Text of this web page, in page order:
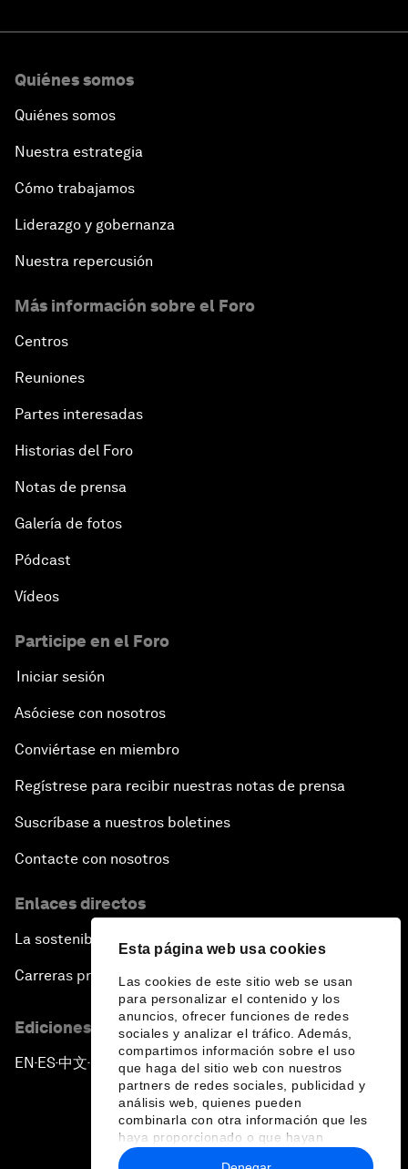
Esta página web usa cookies
Las cookies de este sitio web se usan
para personalizar el contenido y los
anuncios, ofrecer funciones de redes
sociales y analizar el tráfico. Además,
compartimos información sobre el uso
que haga del sitio web con nuestros
partners de redes sociales, publicidad y
análisis web, quienes pueden
combinarla con otra información que les
haya proporcionado o que hayan
recopilado a partir del uso que haya
Quiénes somos
Quiénes somos
Nuestra estrategia
Cómo trabajamos
Liderazgo y gobernanza
Nuestra repercusión
Más información sobre el Foro
Centros
Reuniones
Partes interesadas
Historias del Foro
Notas de prensa
Galería de fotos
Pódcast
Vídeos
Participe en el Foro
Iniciar sesión
Asóciese con nosotros
Conviértase en miembro
Regístrese para recibir nuestras notas de prensa
Suscríbase a nuestros boletines
Contacte con nosotros
Enlaces directos
La sostenibilidad en el Foro
Carreras profesionales
Ediciones en otros idiomas
EN ▪ ES▪中文▪ 日本語